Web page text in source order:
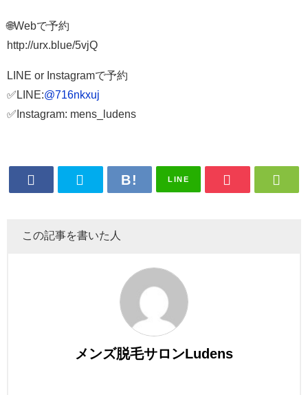
🌐Webで予約
http://urx.blue/5vjQ
LINE or Instagramで予約
✅LINE:@716nkxuj
✅Instagram: mens_ludens
LINE
この記事を書いた人
メンズ脱毛サロンLudens